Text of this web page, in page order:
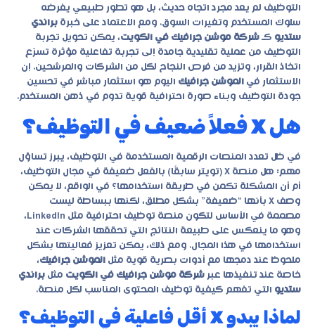
التوظيف لم يعد مجرد اتجاه حديث، بل هو تطور طبيعي يفرضه
سلوك المستخدم وتغيرات السوق. ومع الاعتماد على خبرة براندي
ستديو كـ شركة موشن جرافيك في الكويت، يمكن تحويل تجربة
التوظيف من عملية تقليدية جامدة إلى تجربة تفاعلية مؤثرة تسرّع
اتخاذ القرار، وتزيد من فرص النجاح لكل من الشركات والمرشحين. إن
الاستثمار في الموشن جرافيك اليوم هو استثمار مباشر في تحسين
جودة التوظيف وبناء صورة احترافية قوية تدوم في ذهن المستخدم.
هل X فعلاً ضعيف في التوظيف؟
في ظل تعدد المنصات الرقمية المستخدمة في التوظيف، يبرز تساؤل
مهم: هل منصة X (تويتر سابقًا) بالفعل ضعيفة في مجال التوظيف،
أم أن المشكلة تكمن في طريقة استخدامها؟ في الواقع، لا يمكن
وصف X بأنها “ضعيفة” بشكل مطلق، لكنها ببساطة ليست
مصممة في الأساس لتكون منصة توظيف احترافية مثل LinkedIn،
وهو ما ينعكس على طبيعة النتائج التي تحققها الشركات عند
استخدامها في هذا المجال. ومع ذلك، يمكن تعزيز فعاليتها بشكل
ملحوظ عند دمجها مع أدوات بصرية قوية مثل الموشن جرافيك،
خاصة عند تنفيذها عبر شركة موشن جرافيك في الكويت مثل براندي
ستديو التي تفهم كيفية توظيف المحتوى المناسب لكل منصة.
لماذا يبدو X أقل فاعلية في التوظيف؟